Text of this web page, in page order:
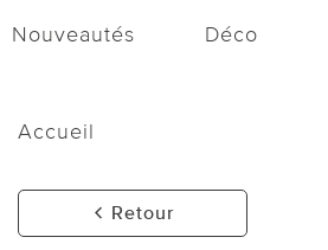
Nouveautés Déco
Accueil
Retour